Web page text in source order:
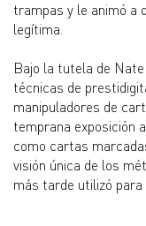
trampas y le animó a
legítima.
Bajo la tutela de
técnicas de
manipuladores de
temprana exposición
como cartas
visión única de los
más tarde utilizó